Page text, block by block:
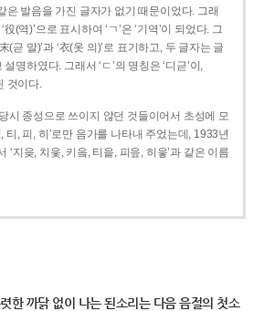
은 발음을 가진 글자가 없기 때문이었다. 그래
役(역)’으로 표시하여 ‘ㄱ’은 ‘기역’이 되었다. 그
末(귿 말)’과 ‘衣(옷 의)’로 표기하고, 두 글자는 글
명하였다. 그래서 ‘ㄷ’의 명칭은 ‘디귿’이,
것이다.
당시 종성으로 쓰이지 않던 것들이어서 초성에 모
, 티, 피, 히’로만 음가를 나타내 주었는데, 1933년
‘지읒, 치읓, 키읔, 티읕, 피읖, 히읗’과 같은 이름
한 까닭 없이 나는 된소리는 다음 음절의 첫소